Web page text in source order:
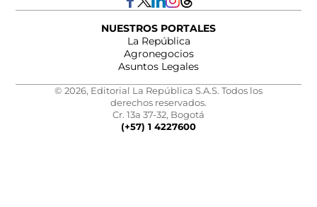
NUESTROS PORTALES
La República
Agronegocios
Asuntos Legales
© 2026, Editorial La República S.A.S. Todos los
derechos reservados.
Cr. 13a 37-32, Bogotá
(+57) 1 4227600